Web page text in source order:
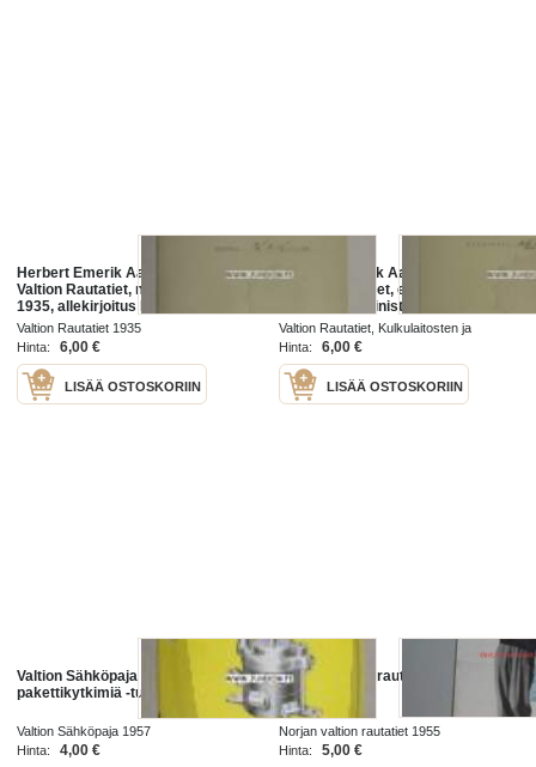
Herbert Emerik Aalto -Suomen
Valtion Rautatiet, määräyskirja
1935, allekirjoitus Ministeri K.E.
Linna
Valtion Rautatiet 1935
Hinta:
6,00 €
LISÄÄ OSTOSKORIIN
Herbert Emerik Aalto -Suomen
Valtion Rautatiet, ero virasta,
allekirjoitus ministeri Erkki Härmä
Valtion Rautatiet, Kulkulaitosten ja
Yleisten töiden Ministeriö 1949
Hinta: 6,00 €
LISÄÄ OSTOSKORIIN
Valtion Sähköpaja OK
pakettikytkimiä -tuoteluettelo
Valtion Sähköpaja 1957
Hinta:
4,00 €
Norjan valtion rautatiet Ofortinrata
1955 -esite
Norjan valtion rautatiet 1955
Hinta:
5,00 €